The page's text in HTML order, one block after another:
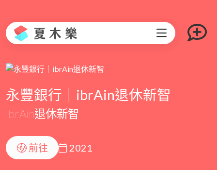
永豐銀行｜ibrAin退休新智
ibrAin退休新智
前往 2021